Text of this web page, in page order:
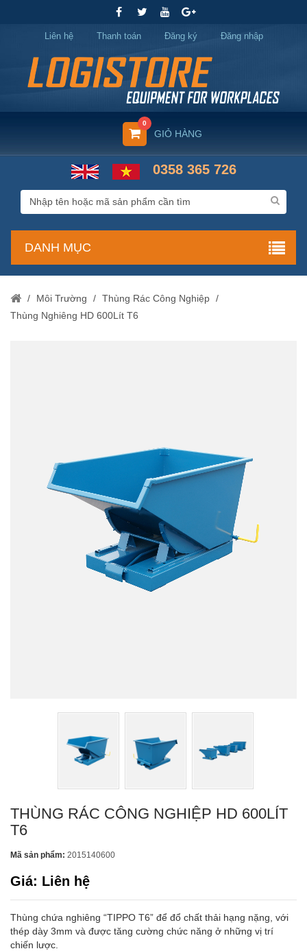
Liên hệ Thanh toán Đăng ký Đăng nhập
GIỎ HÀNG
0
0358 365 726
DANH MỤC
/ Môi Trường / Thùng Rác Công Nghiệp /
Thùng Nghiêng HD 600Lít T6
THÙNG RÁC CÔNG NGHIỆP HD 600LÍT
T6
Mã sản phẩm: 2015140600
Giá: Liên hệ
Thùng chứa nghiêng “TIPPO T6” để đổ chất thải hạng nặng, với
thép dày 3mm và được tăng cường chức năng ở những vị trí
chiến lược.